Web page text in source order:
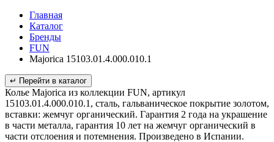
Главная
Каталог
Бренды
FUN
Majorica 15103.01.4.000.010.1
↵ Перейти в каталог
Колье Majorica из коллекции FUN, артикул
15103.01.4.000.010.1, сталь, гальваническое покрытие золотом,
вставки: жемчуг органический. Гарантия 2 года на украшение
в части металла, гарантия 10 лет на жемчуг органический в
части отслоения и потемнения. Произведено в Испании.